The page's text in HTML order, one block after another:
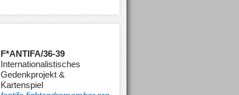
F*ANTIFA/36-39
Internationalistisches
Gedenkprojekt &
Kartenspiel